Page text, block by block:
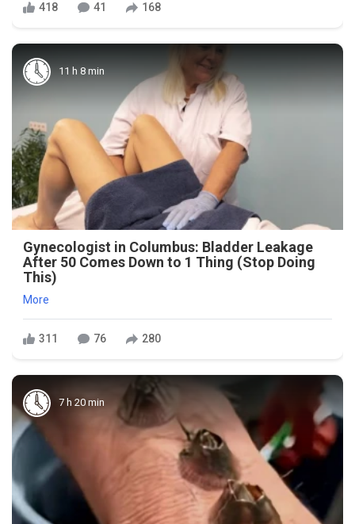
418 41 168
11 h 8 min
Gynecologist in Columbus: Bladder Leakage
After 50 Comes Down to 1 Thing (Stop Doing
This)
More
311 76 280
7 h 20 min